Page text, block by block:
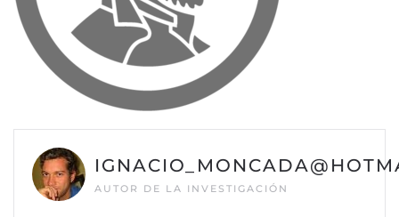
AUTOR DE LA INVESTIGACIÓN